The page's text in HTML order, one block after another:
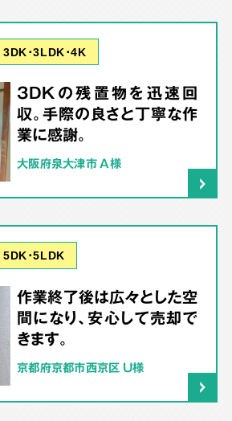
3DK･3LDK･4K
3DKの残置物を迅速回
収。手際の良さと丁寧な作
業に感謝。
大阪府泉大津市 A様
5DK･5LDK
作業終了後は広々とした空
間になり、安心して売却で
きます。
京都府京都市西京区 U様